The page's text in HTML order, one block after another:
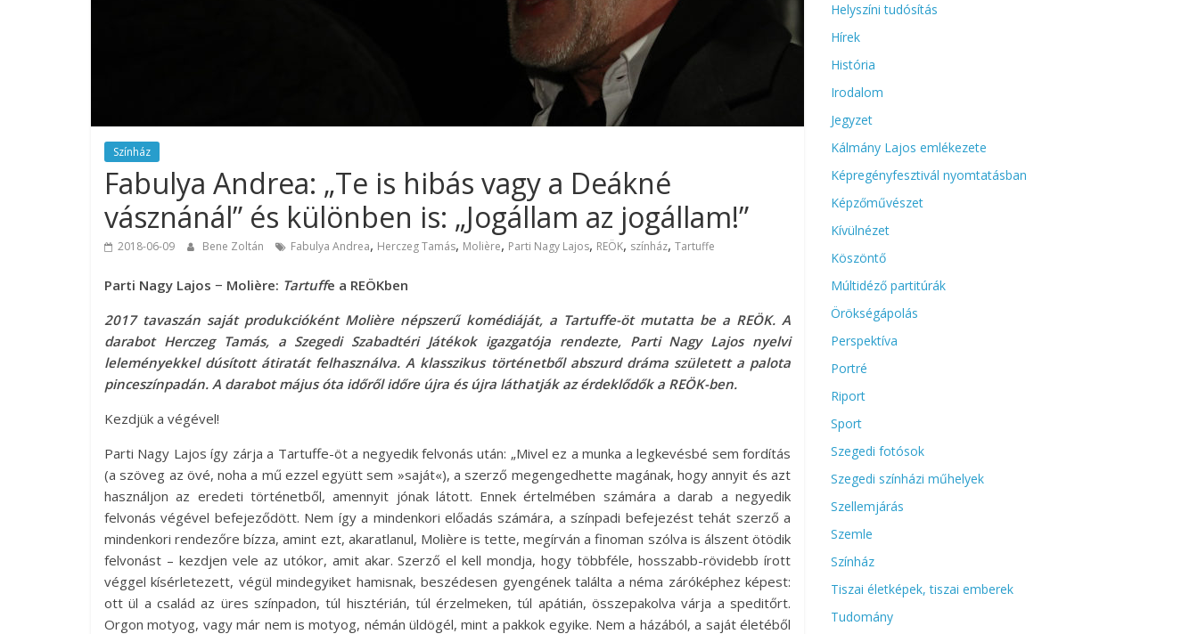
Színház
Fabulya Andrea: „Te is hibás vagy a Deákné
vásznánál” és különben is: „Jogállam az jogállam!”
2018-06-09 Bene Zoltán Fabulya Andrea, Herczeg Tamás, Molière, Parti Nagy Lajos, REÖK, színház, Tartuffe
Parti Nagy Lajos − Molière: Tartuffe a REÖKben
2017 tavaszán saját produkcióként Molière népszerű komédiáját, a Tartuffe-öt mutatta be a REÖK. A
darabot Herczeg Tamás, a Szegedi Szabadtéri Játékok igazgatója rendezte, Parti Nagy Lajos nyelvi
leleményekkel dúsított átiratát felhasználva. A klasszikus történetből abszurd dráma született a palota
pinceszínpadán. A darabot május óta időről időre újra és újra láthatják az érdeklődők a REÖK-ben.
Kezdjük a végével!
Parti Nagy Lajos így zárja a Tartuffe-öt a negyedik felvonás után: „Mivel ez a munka a legkevésbé sem fordítás
(a szöveg az övé, noha a mű ezzel együtt sem »saját«), a szerző megengedhette magának, hogy annyit és azt
használjon az eredeti történetből, amennyit jónak látott. Ennek értelmében számára a darab a negyedik
felvonás végével befejeződött. Nem így a mindenkori előadás számára, a színpadi befejezést tehát szerző a
mindenkori rendezőre bízza, amint ezt, akaratlanul, Molière is tette, megírván a finoman szólva is álszent ötödik
felvonást – kezdjen vele az utókor, amit akar. Szerző el kell mondja, hogy többféle, hosszabb-rövidebb írott
véggel kísérletezett, végül mindegyiket hamisnak, beszédesen gyengének találta a néma záróképhez képest:
ott ül a család az üres színpadon, túl hisztérián, túl érzelmeken, túl apátián, összepakolva várja a speditőrt.
Orgon motyog, vagy már nem is motyog, némán üldögél, mint a pakkok egyike. Nem a házából, a saját életéből
Helyszíni tudósítás
Hírek
História
Irodalom
Jegyzet
Kálmány Lajos emlékezete
Képregényfesztivál nyomtatásban
Képzőművészet
Kívülnézet
Köszöntő
Múltidéző partitúrák
Örökségápolás
Perspektíva
Portré
Riport
Sport
Szegedi fotósok
Szegedi színházi műhelyek
Szellemjárás
Szemle
Színház
Tiszai életképek, tiszai emberek
Tudomány